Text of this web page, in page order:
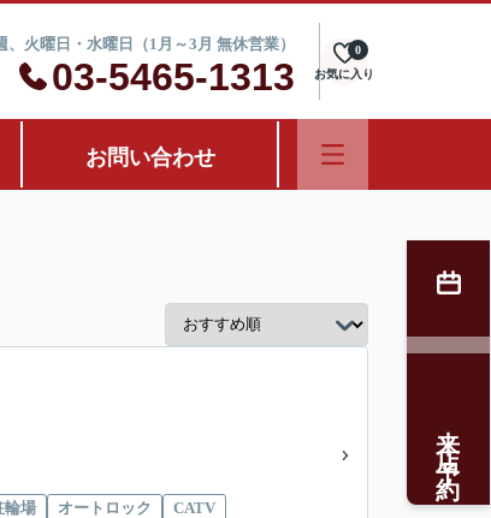
火曜日・水曜日（1月～3月 無休営業）
03-5465-1313 お気に入り
0
お問い合わせ
輪場 オートロック
CATV
来店予約